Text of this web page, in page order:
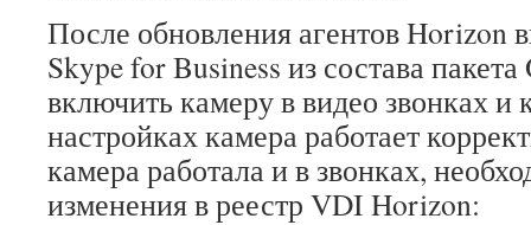
После обновления агентов Horizon
Skype for Business из состава
включить камеру в видео звонках и
настройках камера работает
камера работала и в звонках,
изменения в реестр VDI Horizon: